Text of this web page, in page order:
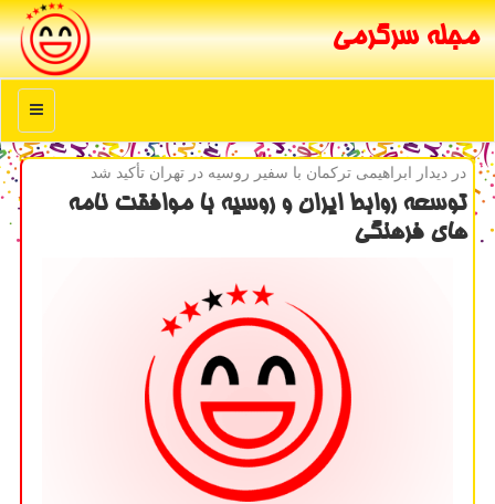
مجله سرگرمی
منو
در دیدار ابراهیمی تركمان با سفیر روسیه در تهران تأكید شد
توسعه روابط ایران و روسیه با موافقت نامه
های فرهنگی